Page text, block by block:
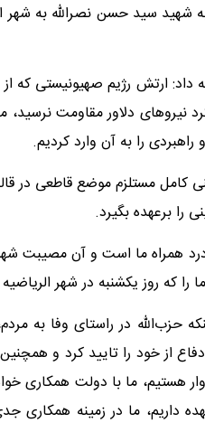
سید حسن نصرالله به شهر
داد: ارتش رژیم صهیونیستی که
دلاور مقاومت نرسید،
را به آن وارد کردیم.
کامل مستلزم موضع قاطعی در
برعهده بگیرد.
درد همراه ما است و آن مصیبت
روز یکشنبه در شهر الریاضیه
حزب‌الله در راستای وفا به
از خود را تایید کرد و
هستیم، ما با دولت همکاری
داریم، ما در زمینه